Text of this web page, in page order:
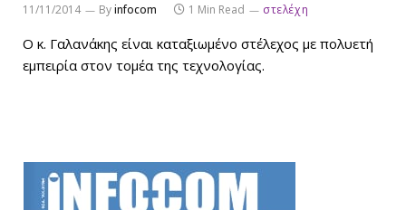
11/11/2014 Byinfocom 1 Min Read στελέχη
Ο κ. Γαλανάκης είναι καταξιωμένο στέλεχος με πολυετή
εμπειρία στον τομέα της τεχνολογίας.